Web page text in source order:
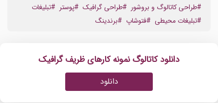
#طراحی کاتالوگ و بروشور #طراحی گرافیک #پوستر #تبلیغات
#تبلیغات محیطی #فتوشاپ #برندینگ
دانلود کاتالوگ نمونه کارهای ظریف گرافیک
دانلود